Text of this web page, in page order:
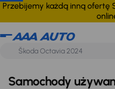
Przebijemy każdą inną ofertę
Volkswagen Kabriolet
Samochody